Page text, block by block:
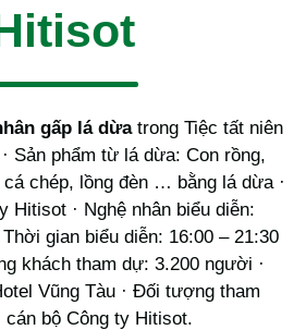
gấp lá dừatrong Tiệc tất niên
Sản phẩm từ lá dừa: Con rồng,
chép, lồng đèn … bằng lá dừa ·
Hitisot · Nghệ nhân biểu diễn:
gian biểu diễn: 16:00 – 21:30
khách tham dự: 3.200 người ·
Vũng Tàu · Đối tượng tham
cán bộ Công ty Hitisot.